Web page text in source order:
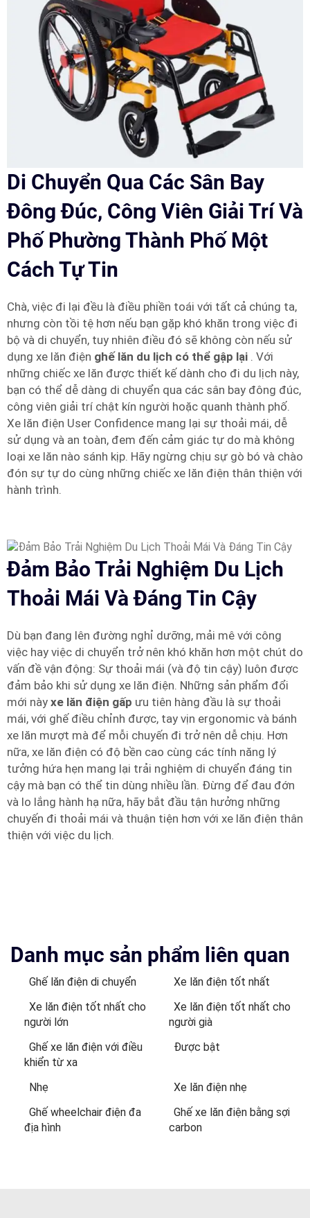
Di Chuyển Qua Các Sân Bay
Đông Đúc, Công Viên Giải Trí Và
Phố Phường Thành Phố Một
Cách Tự Tin
Chà, việc đi lại đều là điều phiền toái với tất cả chúng ta,
nhưng còn tồi tệ hơn nếu bạn gặp khó khăn trong việc đi
bộ và di chuyển, tuy nhiên điều đó sẽ không còn nếu sử
dụng xe lăn điện ghế lăn du lịch có thể gập lại . Với
những chiếc xe lăn được thiết kế dành cho đi du lịch này,
bạn có thể dễ dàng di chuyển qua các sân bay đông đúc,
công viên giải trí chật kín người hoặc quanh thành phố.
Xe lăn điện User Confidence mang lại sự thoải mái, dễ
sử dụng và an toàn, đem đến cảm giác tự do mà không
loại xe lăn nào sánh kịp. Hãy ngừng chịu sự gò bó và chào
đón sự tự do cùng những chiếc xe lăn điện thân thiện với
hành trình.
Đảm Bảo Trải Nghiệm Du Lịch
Thoải Mái Và Đáng Tin Cậy
Dù bạn đang lên đường nghỉ dưỡng, mải mê với công
việc hay việc di chuyển trở nên khó khăn hơn một chút do
vấn đề vận động: Sự thoải mái (và độ tin cậy) luôn được
đảm bảo khi sử dụng xe lăn điện. Những sản phẩm đổi
mới này xe lăn điện gấp ưu tiên hàng đầu là sự thoải
mái, với ghế điều chỉnh được, tay vịn ergonomic và bánh
xe lăn mượt mà để mỗi chuyến đi trở nên dễ chịu. Hơn
nữa, xe lăn điện có độ bền cao cùng các tính năng lý
tưởng hứa hẹn mang lại trải nghiệm di chuyển đáng tin
cậy mà bạn có thể tin dùng nhiều lần. Đừng để đau đớn
và lo lắng hành hạ nữa, hãy bắt đầu tận hưởng những
chuyến đi thoải mái và thuận tiện hơn với xe lăn điện thân
thiện với việc du lịch.
Danh mục sản phẩm liên quan
Ghế lăn điện di chuyển
Xe lăn điện tốt nhất
Xe lăn điện tốt nhất cho
người lớn
Xe lăn điện tốt nhất cho
người già
Ghế xe lăn điện với điều
khiển từ xa
Được bật
Nhẹ
Xe lăn điện nhẹ
Ghế wheelchair điện đa
địa hình
Ghế xe lăn điện bằng sợi
carbon